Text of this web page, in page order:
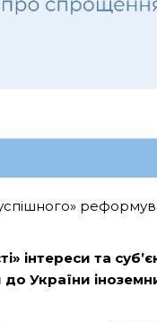
інтереси та
України